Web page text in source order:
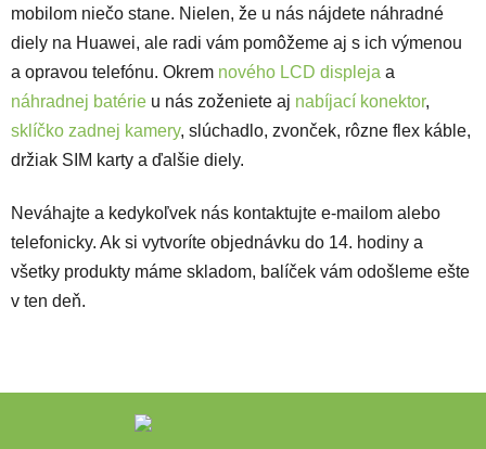
mobilom niečo stane. Nielen, že u nás nájdete náhradné
diely na Huawei, ale radi vám pomôžeme aj s ich výmenou
a opravou telefónu. Okrem nového LCD displeja a
náhradnej batérie u nás zoženiete aj nabíjací konektor,
sklíčko zadnej kamery, slúchadlo, zvonček, rôzne flex káble,
držiak SIM karty a ďalšie diely.
Neváhajte a kedykoľvek nás kontaktujte e-mailom alebo
telefonicky. Ak si vytvoríte objednávku do 14. hodiny a
všetky produkty máme skladom, balíček vám odošleme ešte
v ten deň.